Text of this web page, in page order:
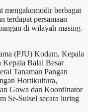
mengakomodir berbagai
terdapat persamaan
di wilayah masing-
(PJU) Kodam, Kepala
Kepala Balai Besar
Tanaman Pangan
Hortikultura,
Gowa dan Koordinator
Se-Sulsel secara luring